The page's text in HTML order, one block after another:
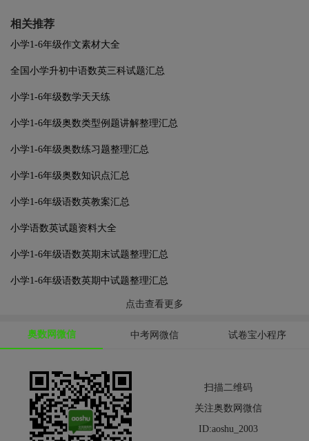
相关推荐
小学1-6年级作文素材大全
全国小学升初中语数英三科试题汇总
小学1-6年级数学天天练
小学1-6年级奥数类型例题讲解整理汇总
小学1-6年级奥数练习题整理汇总
小学1-6年级奥数知识点汇总
小学1-6年级语数英教案汇总
小学语数英试题资料大全
小学1-6年级语数英期末试题整理汇总
小学1-6年级语数英期中试题整理汇总
点击查看更多
奥数网微信 中考网微信 试卷宝小程序
扫描二维码
关注奥数网微信
ID:aoshu_2003